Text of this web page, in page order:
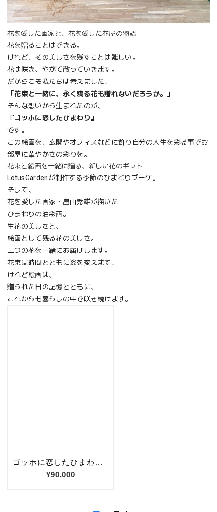
花を愛した画家と、花を愛した花屋の物語
花を贈ることはできる。
けれど、その美しさを残すことは難しい。
花は咲き、やがて散っていきます。
だからこそ私たちは考えました。
「花束と一緒に、永く残る花も贈れないだろうか。」
そんな想いから生まれたのが、
『ゴッホに恋したひまわり』
です。
この絵画を、玄関やオフィスなどに飾り自分の人生を彩る事でお
部屋に華やかさの彩りを。
花束と絵画を一緒に贈る、新しい花のギフト
LotusGardenが制作する季節のひまわりブーケ。
そして、
花を愛した画家・畠山秀雄が描いた
ひまわりの油彩画。
生花の美しさと、
絵画として残る花の美しさ。
二つの花を一緒にお届けします。
花束は時間とともに姿を変えます。
けれど絵画は、
贈られた日の記憶とともに、
これからも暮らしの中で咲き続けます。